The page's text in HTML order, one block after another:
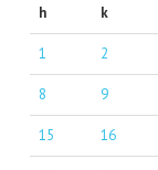
h
k
1 2
8 9
15 16